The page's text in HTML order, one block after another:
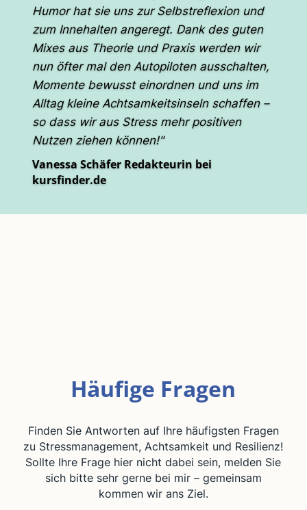
Humor hat sie uns zur Selbstreflexion und
zum Innehalten angeregt. Dank des guten
Mixes aus Theorie und Praxis werden wir
nun öfter mal den Autopiloten ausschalten,
Momente bewusst einordnen und uns im
Alltag kleine Achtsamkeitsinseln schaffen –
so dass wir aus Stress mehr positiven
Nutzen ziehen können!"
Vanessa Schäfer Redakteurin bei
kursfinder.de
Häufige Fragen
Finden Sie Antworten auf Ihre häufigsten Fragen
zu Stressmanagement, Achtsamkeit und Resilienz!
Sollte Ihre Frage hier nicht dabei sein, melden Sie
sich bitte sehr gerne bei mir – gemeinsam
kommen wir ans Ziel.